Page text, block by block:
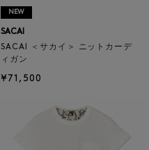
NEW
SACAI
SACAI ＜サカイ＞ ニットカーデ
ィガン
¥71,500